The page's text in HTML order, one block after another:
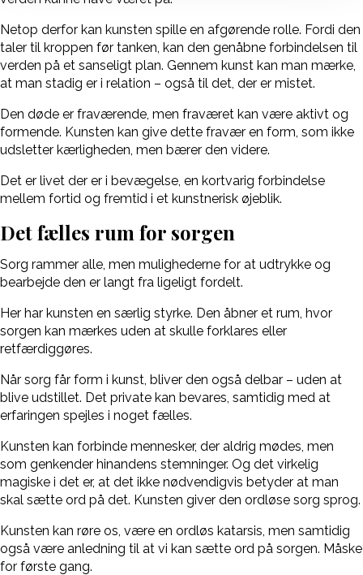
Netop derfor kan kunsten spille en afgørende rolle. Fordi den
taler til kroppen før tanken, kan den genåbne forbindelsen til
verden på et sanseligt plan. Gennem kunst kan man mærke,
at man stadig er i relation – også til det, der er mistet.
Den døde er fraværende, men fraværet kan være aktivt og
formende. Kunsten kan give dette fravær en form, som ikke
udsletter kærligheden, men bærer den videre.
Det er livet der er i bevægelse, en kortvarig forbindelse
mellem fortid og fremtid i et kunstnerisk øjeblik.
Det fælles rum for sorgen
Sorg rammer alle, men mulighederne for at udtrykke og
bearbejde den er langt fra ligeligt fordelt.
Her har kunsten en særlig styrke. Den åbner et rum, hvor
sorgen kan mærkes uden at skulle forklares eller
retfærdiggøres.
Når sorg får form i kunst, bliver den også delbar – uden at
blive udstillet. Det private kan bevares, samtidig med at
erfaringen spejles i noget fælles.
Kunsten kan forbinde mennesker, der aldrig mødes, men
som genkender hinandens stemninger. Og det virkelig
magiske i det er, at det ikke nødvendigvis betyder at man
skal sætte ord på det. Kunsten giver den ordløse sorg sprog.
Kunsten kan røre os, være en ordløs katarsis, men samtidig
også være anledning til at vi kan sætte ord på sorgen. Måske
for første gang.